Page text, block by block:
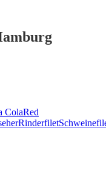
ColaRed
Rinderfilet